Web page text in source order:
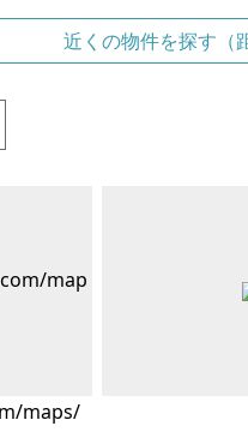
近くの物件を探す（
maps/